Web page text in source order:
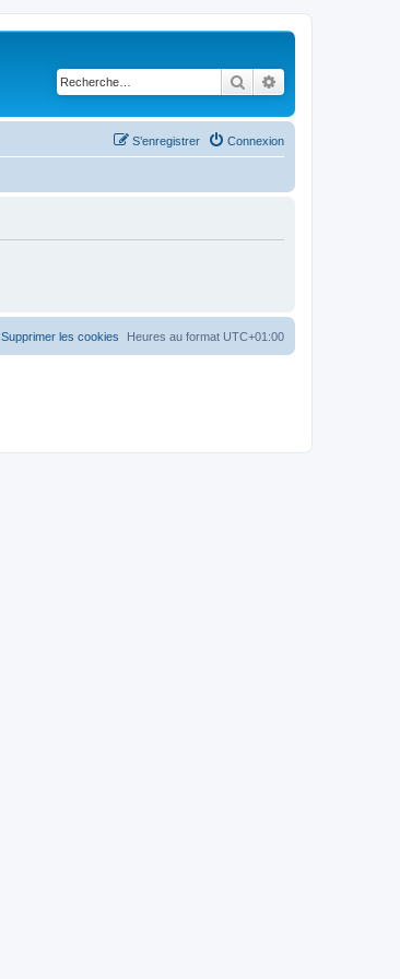
Rechercher
Connexion
S’enregistrer
Heures au format UTC+01:00
Supprimer les cookies